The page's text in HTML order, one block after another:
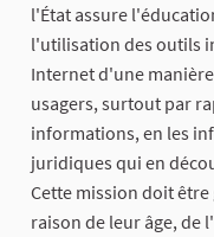
l'État assure
l'utilisation des outils
Internet d'une
usagers, surtout par
informations, en les
juridiques qui en
Cette mission doit
raison de leur âge, de